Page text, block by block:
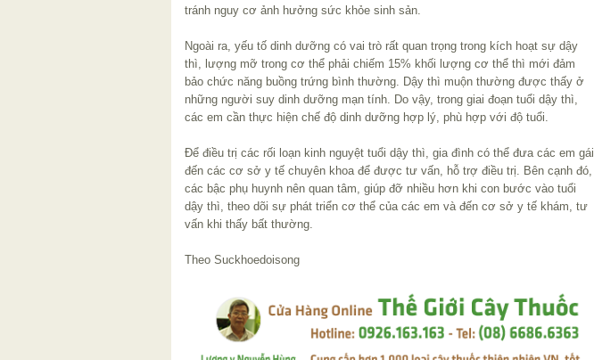
tránh nguy cơ ảnh hưởng sức khỏe sinh sản.
Ngoài ra, yếu tố dinh dưỡng có vai trò rất quan trọng trong kích hoạt sự dậy
thì, lượng mỡ trong cơ thể phải chiếm 15% khối lượng cơ thể thì mới đảm
bảo chức năng buồng trứng bình thường. Dậy thì muộn thường được thấy ở
những người suy dinh dưỡng mạn tính. Do vậy, trong giai đoạn tuổi dậy thì,
các em cần thực hiện chế độ dinh dưỡng hợp lý, phù hợp với độ tuổi.
Để điều trị các rối loạn kinh nguyệt tuổi dậy thì, gia đình có thể đưa các em gái
đến các cơ sở y tế chuyên khoa để được tư vấn, hỗ trợ điều trị. Bên cạnh đó,
các bậc phụ huynh nên quan tâm, giúp đỡ nhiều hơn khi con bước vào tuổi
dậy thì, theo dõi sự phát triển cơ thể của các em và đến cơ sở y tế khám, tư
vấn khi thấy bất thường.
Theo Suckhoedoisong